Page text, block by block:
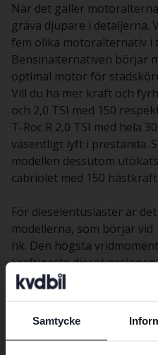
Samtycke
När det gäller
gräva djupare i detaljerna.
fem olika motoralternativ i
Bensinalternativen börjar
optimal motor för
Vill du ha mer kraft och
och 2,0 TSI med 150
T-Roc R 2,0 TSI med hela
väsentligt lyft i prestanda.
modellen dessutom
cabriolet med 150
För dieselentusiaster är
modellerna, som börjar
hk. Den högsta
kraftigaste
acceleration och god
Utrustning till Volkswagen
Preferred